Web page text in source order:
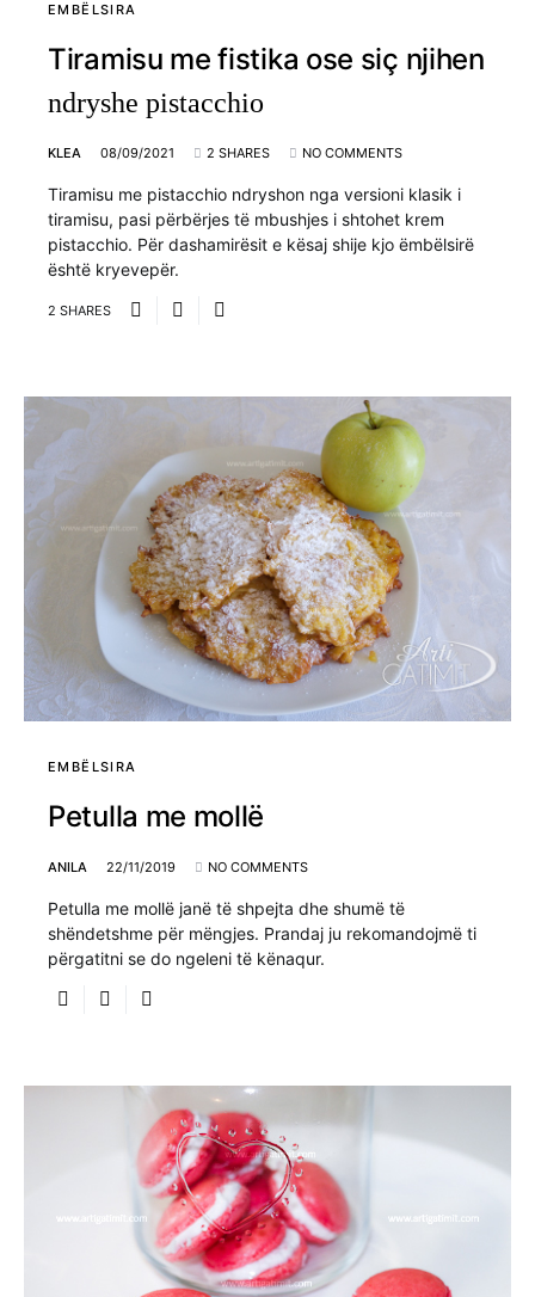
EMBËLSIRA
Tiramisu me fistika ose siç njihen
ndryshe pistacchio
KLEA 08/09/2021 2 SHARES NO COMMENTS
Tiramisu me pistacchio ndryshon nga versioni klasik i
tiramisu, pasi përbërjes të mbushjes i shtohet krem
pistacchio. Për dashamirësit e kësaj shije kjo ëmbëlsirë
është kryevepër.
2 SHARES
EMBËLSIRA
Petulla me mollë
ANILA 22/11/2019 NO COMMENTS
Petulla me mollë janë të shpejta dhe shumë të
shëndetshme për mëngjes. Prandaj ju rekomandojmë ti
përgatitni se do ngeleni të kënaqur.